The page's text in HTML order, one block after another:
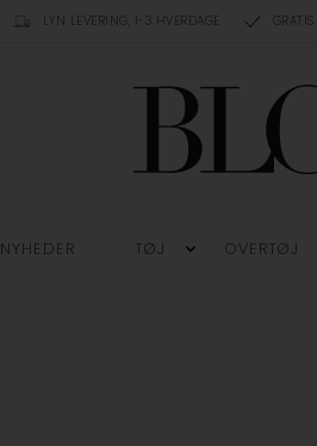
LYN LEVERING, 1-3 HVERDAGE
NYHEDER TØJ OVERTØJ